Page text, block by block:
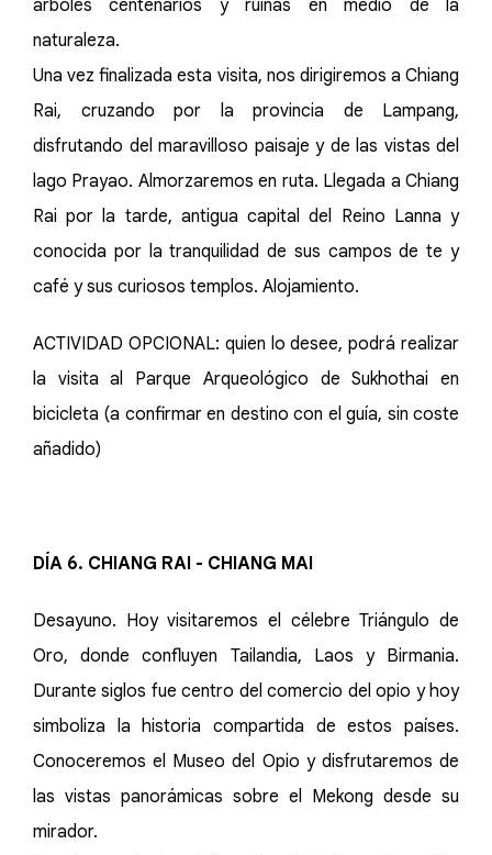
árboles centenarios y ruinas en medio de la
naturaleza.
Una vez finalizada esta visita, nos dirigiremos a Chiang
Rai, cruzando por la provincia de Lampang,
disfrutando del maravilloso paisaje y de las vistas del
lago Prayao. Almorzaremos en ruta. Llegada a Chiang
Rai por la tarde, antigua capital del Reino Lanna y
conocida por la tranquilidad de sus campos de te y
café y sus curiosos templos. Alojamiento.
ACTIVIDAD OPCIONAL: quien lo desee, podrá realizar
la visita al Parque Arqueológico de Sukhothai en
bicicleta (a confirmar en destino con el guía, sin coste
añadido)
DÍA 6. CHIANG RAI - CHIANG MAI
Desayuno. Hoy visitaremos el célebre Triángulo de
Oro, donde confluyen Tailandia, Laos y Birmania.
Durante siglos fue centro del comercio del opio y hoy
simboliza la historia compartida de estos países.
Conoceremos el Museo del Opio y disfrutaremos de
las vistas panorámicas sobre el Mekong desde su
mirador.